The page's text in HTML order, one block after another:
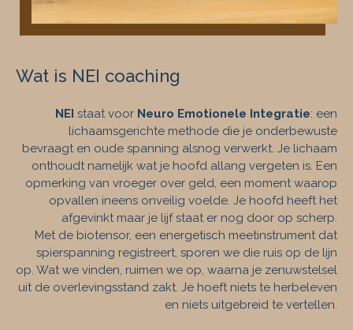
Wat is NEI coaching
NEI staat voor Neuro Emotionele Integratie: een
lichaamsgerichte methode die je onderbewuste
bevraagt en oude spanning alsnog verwerkt. Je lichaam
onthoudt namelijk wat je hoofd allang vergeten is. Een
opmerking van vroeger over geld, een moment waarop
opvallen ineens onveilig voelde. Je hoofd heeft het
afgevinkt maar je lijf staat er nog door op scherp.
Met de biotensor, een energetisch meetinstrument dat
spierspanning registreert, sporen we die ruis op de lijn
op. Wat we vinden, ruimen we op, waarna je zenuwstelsel
uit de overlevingsstand zakt. Je hoeft niets te herbeleven
en niets uitgebreid te vertellen.